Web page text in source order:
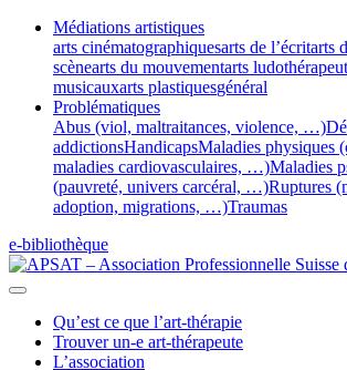
Médiations artistiques
arts cinématographiquesarts de l’écritarts
scènearts du mouvementarts
musicauxarts plastiquesgénéral
Problématiques
Abus (viol, maltraitances, violence, …)
addictionsHandicapsMaladies physiques
maladies cardiovasculaires, …)Maladies
(pauvreté, univers carcéral, …)Ruptures
adoption, migrations, …)Traumas
e-bibliothèque
Qu’est ce que l’art-thérapie
Trouver un-e art-thérapeute
L’association